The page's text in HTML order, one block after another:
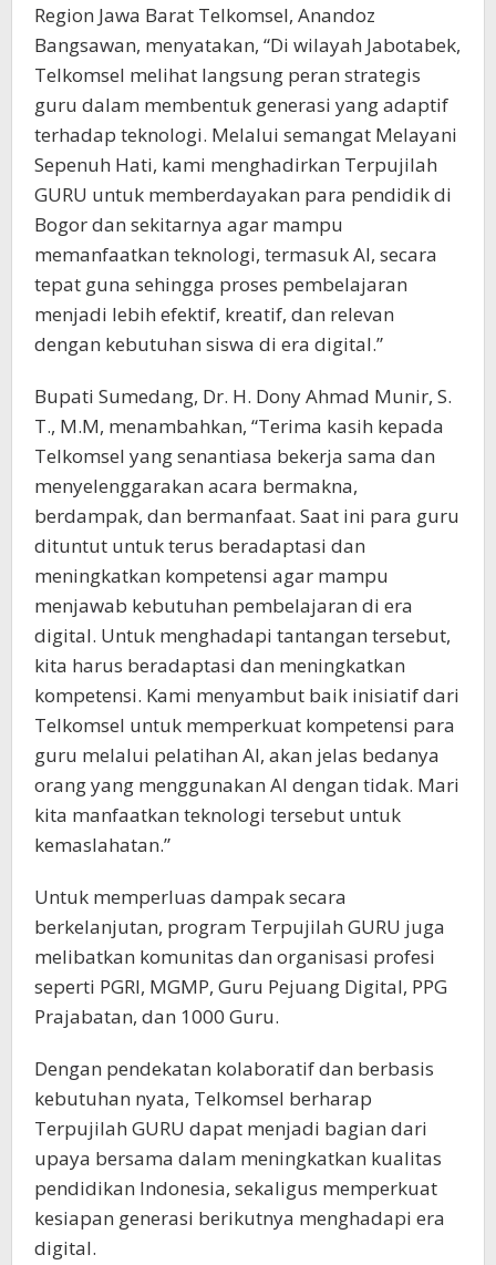
Region Jawa Barat Telkomsel, Anandoz
Bangsawan, menyatakan, “Di wilayah Jabotabek,
Telkomsel melihat langsung peran strategis
guru dalam membentuk generasi yang adaptif
terhadap teknologi. Melalui semangat Melayani
Sepenuh Hati, kami menghadirkan Terpujilah
GURU untuk memberdayakan para pendidik di
Bogor dan sekitarnya agar mampu
memanfaatkan teknologi, termasuk AI, secara
tepat guna sehingga proses pembelajaran
menjadi lebih efektif, kreatif, dan relevan
dengan kebutuhan siswa di era digital.”
Bupati Sumedang, Dr. H. Dony Ahmad Munir, S.
T., M.M, menambahkan, “Terima kasih kepada
Telkomsel yang senantiasa bekerja sama dan
menyelenggarakan acara bermakna,
berdampak, dan bermanfaat. Saat ini para guru
dituntut untuk terus beradaptasi dan
meningkatkan kompetensi agar mampu
menjawab kebutuhan pembelajaran di era
digital. Untuk menghadapi tantangan tersebut,
kita harus beradaptasi dan meningkatkan
kompetensi. Kami menyambut baik inisiatif dari
Telkomsel untuk memperkuat kompetensi para
guru melalui pelatihan AI, akan jelas bedanya
orang yang menggunakan AI dengan tidak. Mari
kita manfaatkan teknologi tersebut untuk
kemaslahatan.”
Untuk memperluas dampak secara
berkelanjutan, program Terpujilah GURU juga
melibatkan komunitas dan organisasi profesi
seperti PGRI, MGMP, Guru Pejuang Digital, PPG
Prajabatan, dan 1000 Guru.
Dengan pendekatan kolaboratif dan berbasis
kebutuhan nyata, Telkomsel berharap
Terpujilah GURU dapat menjadi bagian dari
upaya bersama dalam meningkatkan kualitas
pendidikan Indonesia, sekaligus memperkuat
kesiapan generasi berikutnya menghadapi era
digital.